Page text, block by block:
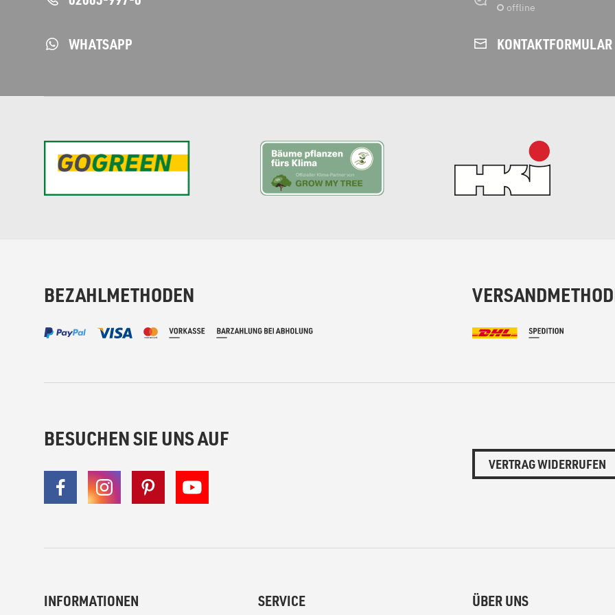
WHATSAPP KONTAKT­FORMULAR
BEZAHLMETHODEN
BESUCHEN SIE UNS AUF
VERTRAG WIDERRUFEN
INFORMATIONEN SERVICE ÜBER UNS